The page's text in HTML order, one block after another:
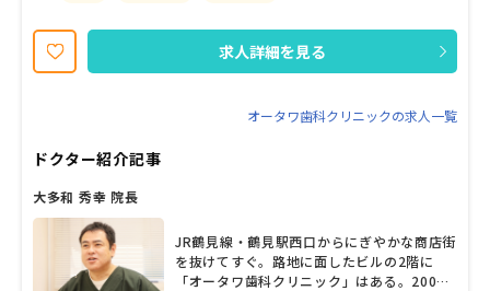
求人詳細を見る
オータワ歯科クリニックの求人一覧
ドクター紹介記事
大多和 秀幸 院長
JR鶴見線・鶴見駅西口からにぎやかな商店街
を抜けてすぐ。路地に面したビルの2階に
「オータワ歯科クリニック」はある。2005